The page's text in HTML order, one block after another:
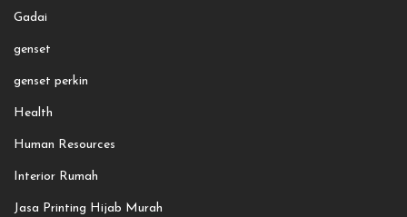
Gadai
genset
genset perkin
Health
Human Resources
Interior Rumah
Jasa Printing Hijab Murah